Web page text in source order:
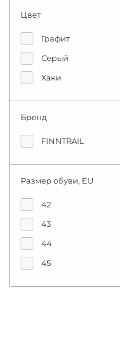
Цвет
Графит
Серый
Хаки
Бренд
FINNTRAIL
Размер обуви, EU
42
43
44
45